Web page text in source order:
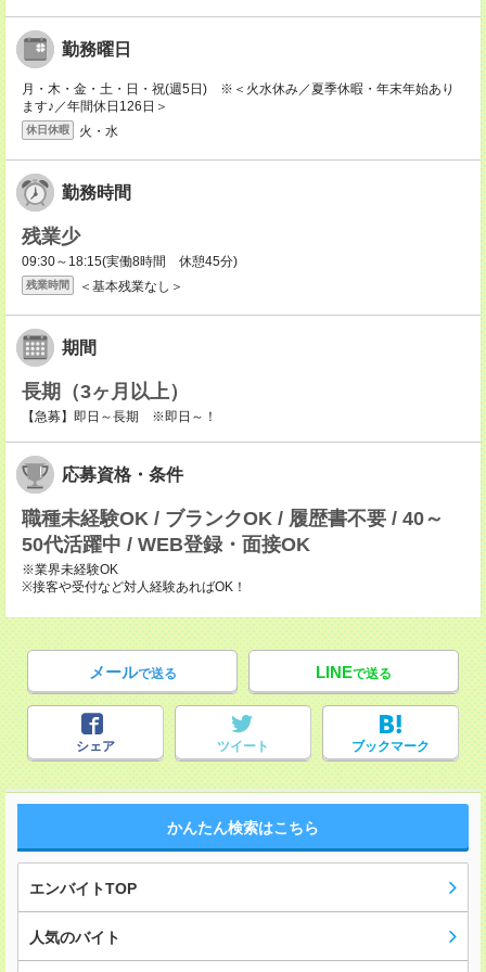
勤務曜日
月・木・金・土・日・祝(週5日) ※＜火水休み／夏季休暇・年末年始あり
ます♪／年間休日126日＞
休日休暇 火・水
勤務時間
残業少
09:30～18:15(実働8時間 休憩45分)
残業時間 ＜基本残業なし＞
期間
長期（3ヶ月以上）
【急募】即日～長期 ※即日～！
応募資格・条件
職種未経験OK / ブランクOK / 履歴書不要 / 40～
50代活躍中 / WEB登録・面接OK
※業界未経験OK
※接客や受付など対人経験あればOK！
メールで送る LINEで送る
シェア ツイート ブックマーク
かんたん検索はこちら
エンバイトTOP
人気のバイト